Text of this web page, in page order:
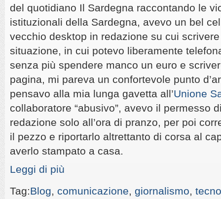
del quotidiano Il Sardegna raccontando le
istituzionali della Sardegna, avevo un bel
vecchio desktop in redazione su cui
situazione, in cui potevo liberamente
senza più spendere manco un euro e
pagina, mi pareva un confortevole punto
pensavo alla mia lunga gavetta all’Unione
collaboratore “abusivo”, avevo il permesso
redazione solo all’ora di pranzo, per poi
il pezzo e riportarlo altrettanto di corsa al
averlo stampato a casa.
Leggi di più
Tag:Blog, comunicazione, giornalismo,